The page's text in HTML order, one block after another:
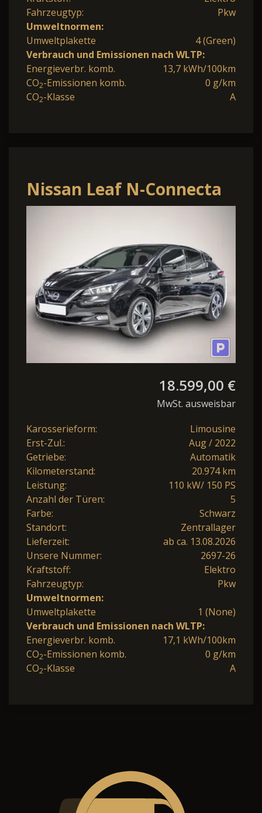
Fahrzeugtyp:
Pkw
Umweltnormen:
Umweltplakette
4 (Green)
Verbrauch und Emissionen nach WLTP:
Energieverbr. komb.
13,7 kWh/100km
CO2-Emissionen komb.
0 g/km
CO2-Klasse A
Nissan Leaf N-Connecta
40 kWh Navi 360 Kamera
18.599,00 €
MwSt. ausweisbar
Karosserieform:
Limousine
Erst-Zul.:
Aug / 2022
Getriebe:
Automatik
Kilometerstand:
20.974 km
Leistung:
110 kW/ 150 PS
Anzahl der Türen:
5
Farbe:
Schwarz
Standort:
Zentrallager
Lieferzeit:
ab ca. 13.08.2026
Unsere Nummer:
2697-26
Kraftstoff:
Elektro
Fahrzeugtyp:
Pkw
Umweltnormen:
Umweltplakette
1 (None)
Verbrauch und Emissionen nach WLTP:
Energieverbr. komb.
17,1 kWh/100km
CO2-Emissionen komb.
0 g/km
CO2-Klasse A